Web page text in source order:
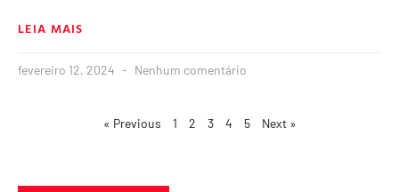
LEIA MAIS
fevereiro 12, 2024 Nenhum comentário
« Previous 1 2 3 4 5 Next »